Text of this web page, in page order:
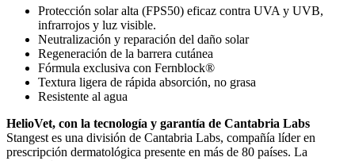
Protección solar alta (FPS50) eficaz contra UVA y UVB,
infrarrojos y luz visible.
Neutralización y reparación del daño solar
Regeneración de la barrera cutánea
Fórmula exclusiva con Fernblock®
Textura ligera de rápida absorción, no grasa
Resistente al agua
HelioVet, con la tecnología y garantía de Cantabria Labs
Stangest es una división de Cantabria Labs, compañía líder en
prescripción dermatológica presente en más de 80 países. La